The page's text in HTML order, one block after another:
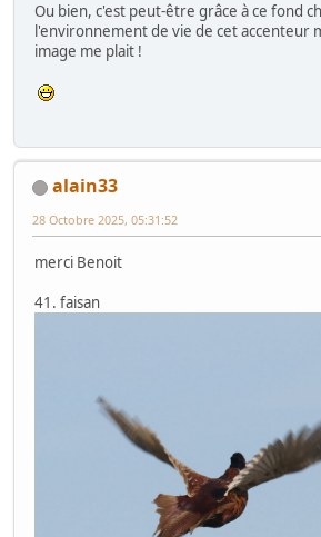
Ou bien, c'est peut-être grâce à ce fond
l'environnement de vie de cet accenteur
image me plait !
alain33
28 Octobre 2025, 05:31:52
merci Benoit
41. faisan